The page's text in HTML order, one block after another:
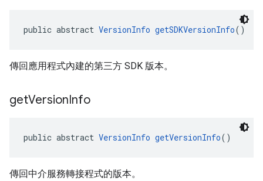
public abstract VersionInfo getSDKVersionInfo()
傳回應用程式內建的第三方 SDK 版本。
getVersionInfo
public abstract VersionInfo getVersionInfo()
傳回中介服務轉接程式的版本。